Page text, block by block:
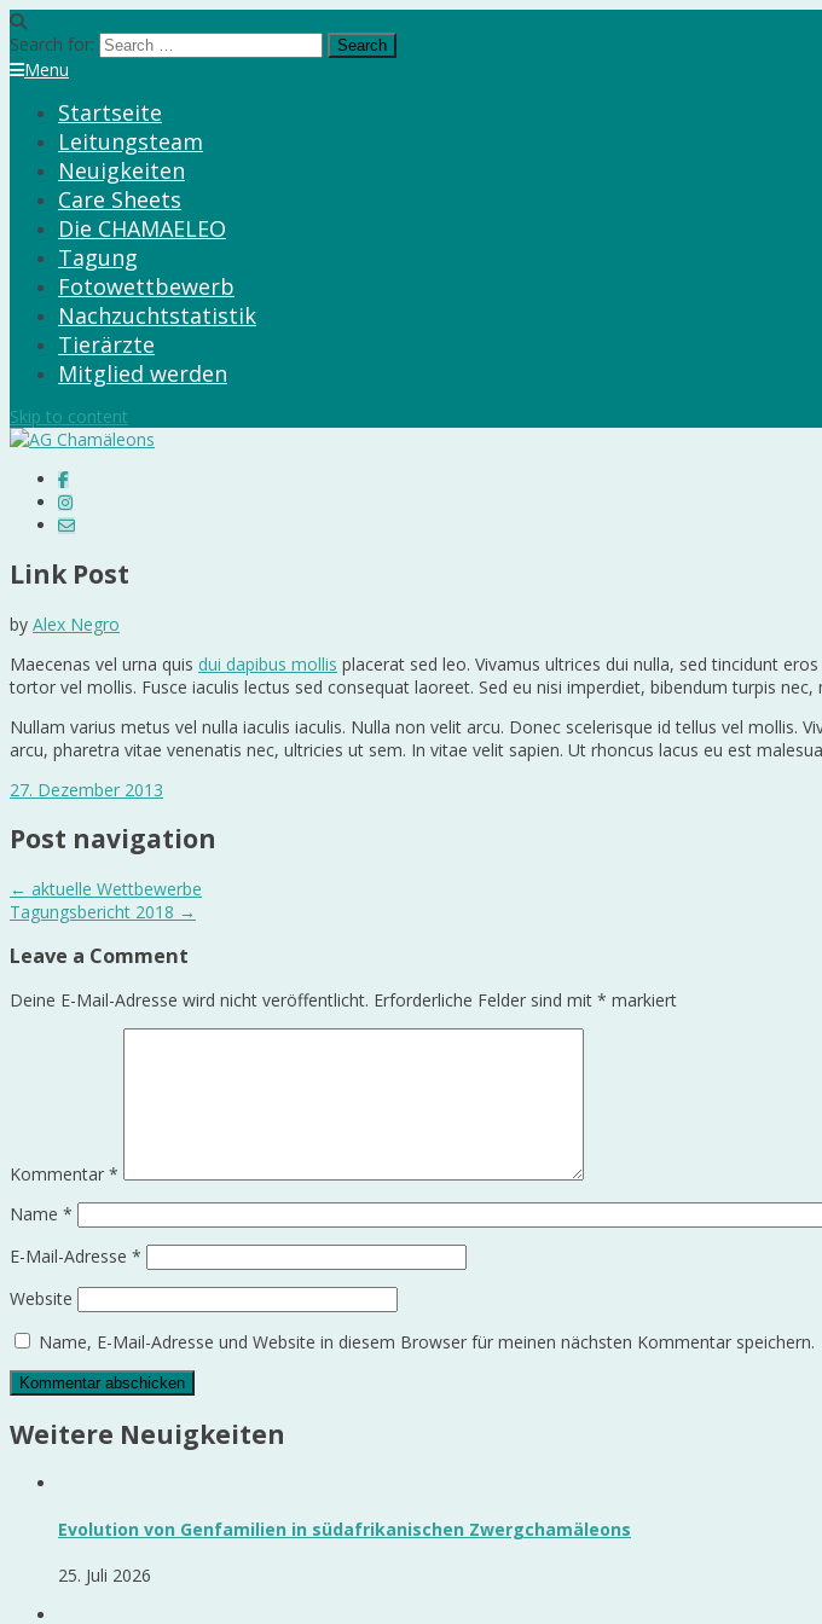
Search for:
Menu
Startseite
Leitungsteam
Neuigkeiten
Care Sheets
Die CHAMAELEO
Tagung
Fotowettbewerb
Nachzuchtstatistik
Tierärzte
Mitglied werden
Skip to content
Link Post
by Alex Negro
Maecenas vel urna quis dui dapibus mollis placerat sed leo. Vivamus ultrices dui nulla, sed tincidunt
tortor vel mollis. Fusce iaculis lectus sed consequat laoreet. Sed eu nisi imperdiet, bibendum turpis
Nullam varius metus vel nulla iaculis iaculis. Nulla non velit arcu. Donec scelerisque id tellus vel
arcu, pharetra vitae venenatis nec, ultricies ut sem. In vitae velit sapien. Ut rhoncus lacus eu est
27. Dezember 2013
Post navigation
← aktuelle Wettbewerbe
Tagungsbericht 2018 →
Leave a Comment
Deine E-Mail-Adresse wird nicht veröffentlicht. Erforderliche Felder sind mit * markiert
Kommentar *
Name *
E-Mail-Adresse *
Website
Name, E-Mail-Adresse und Website in diesem Browser für meinen nächsten Kommentar speichern.
Weitere Neuigkeiten
Evolution von Genfamilien in südafrikanischen Zwergchamäleons
25. Juli 2026